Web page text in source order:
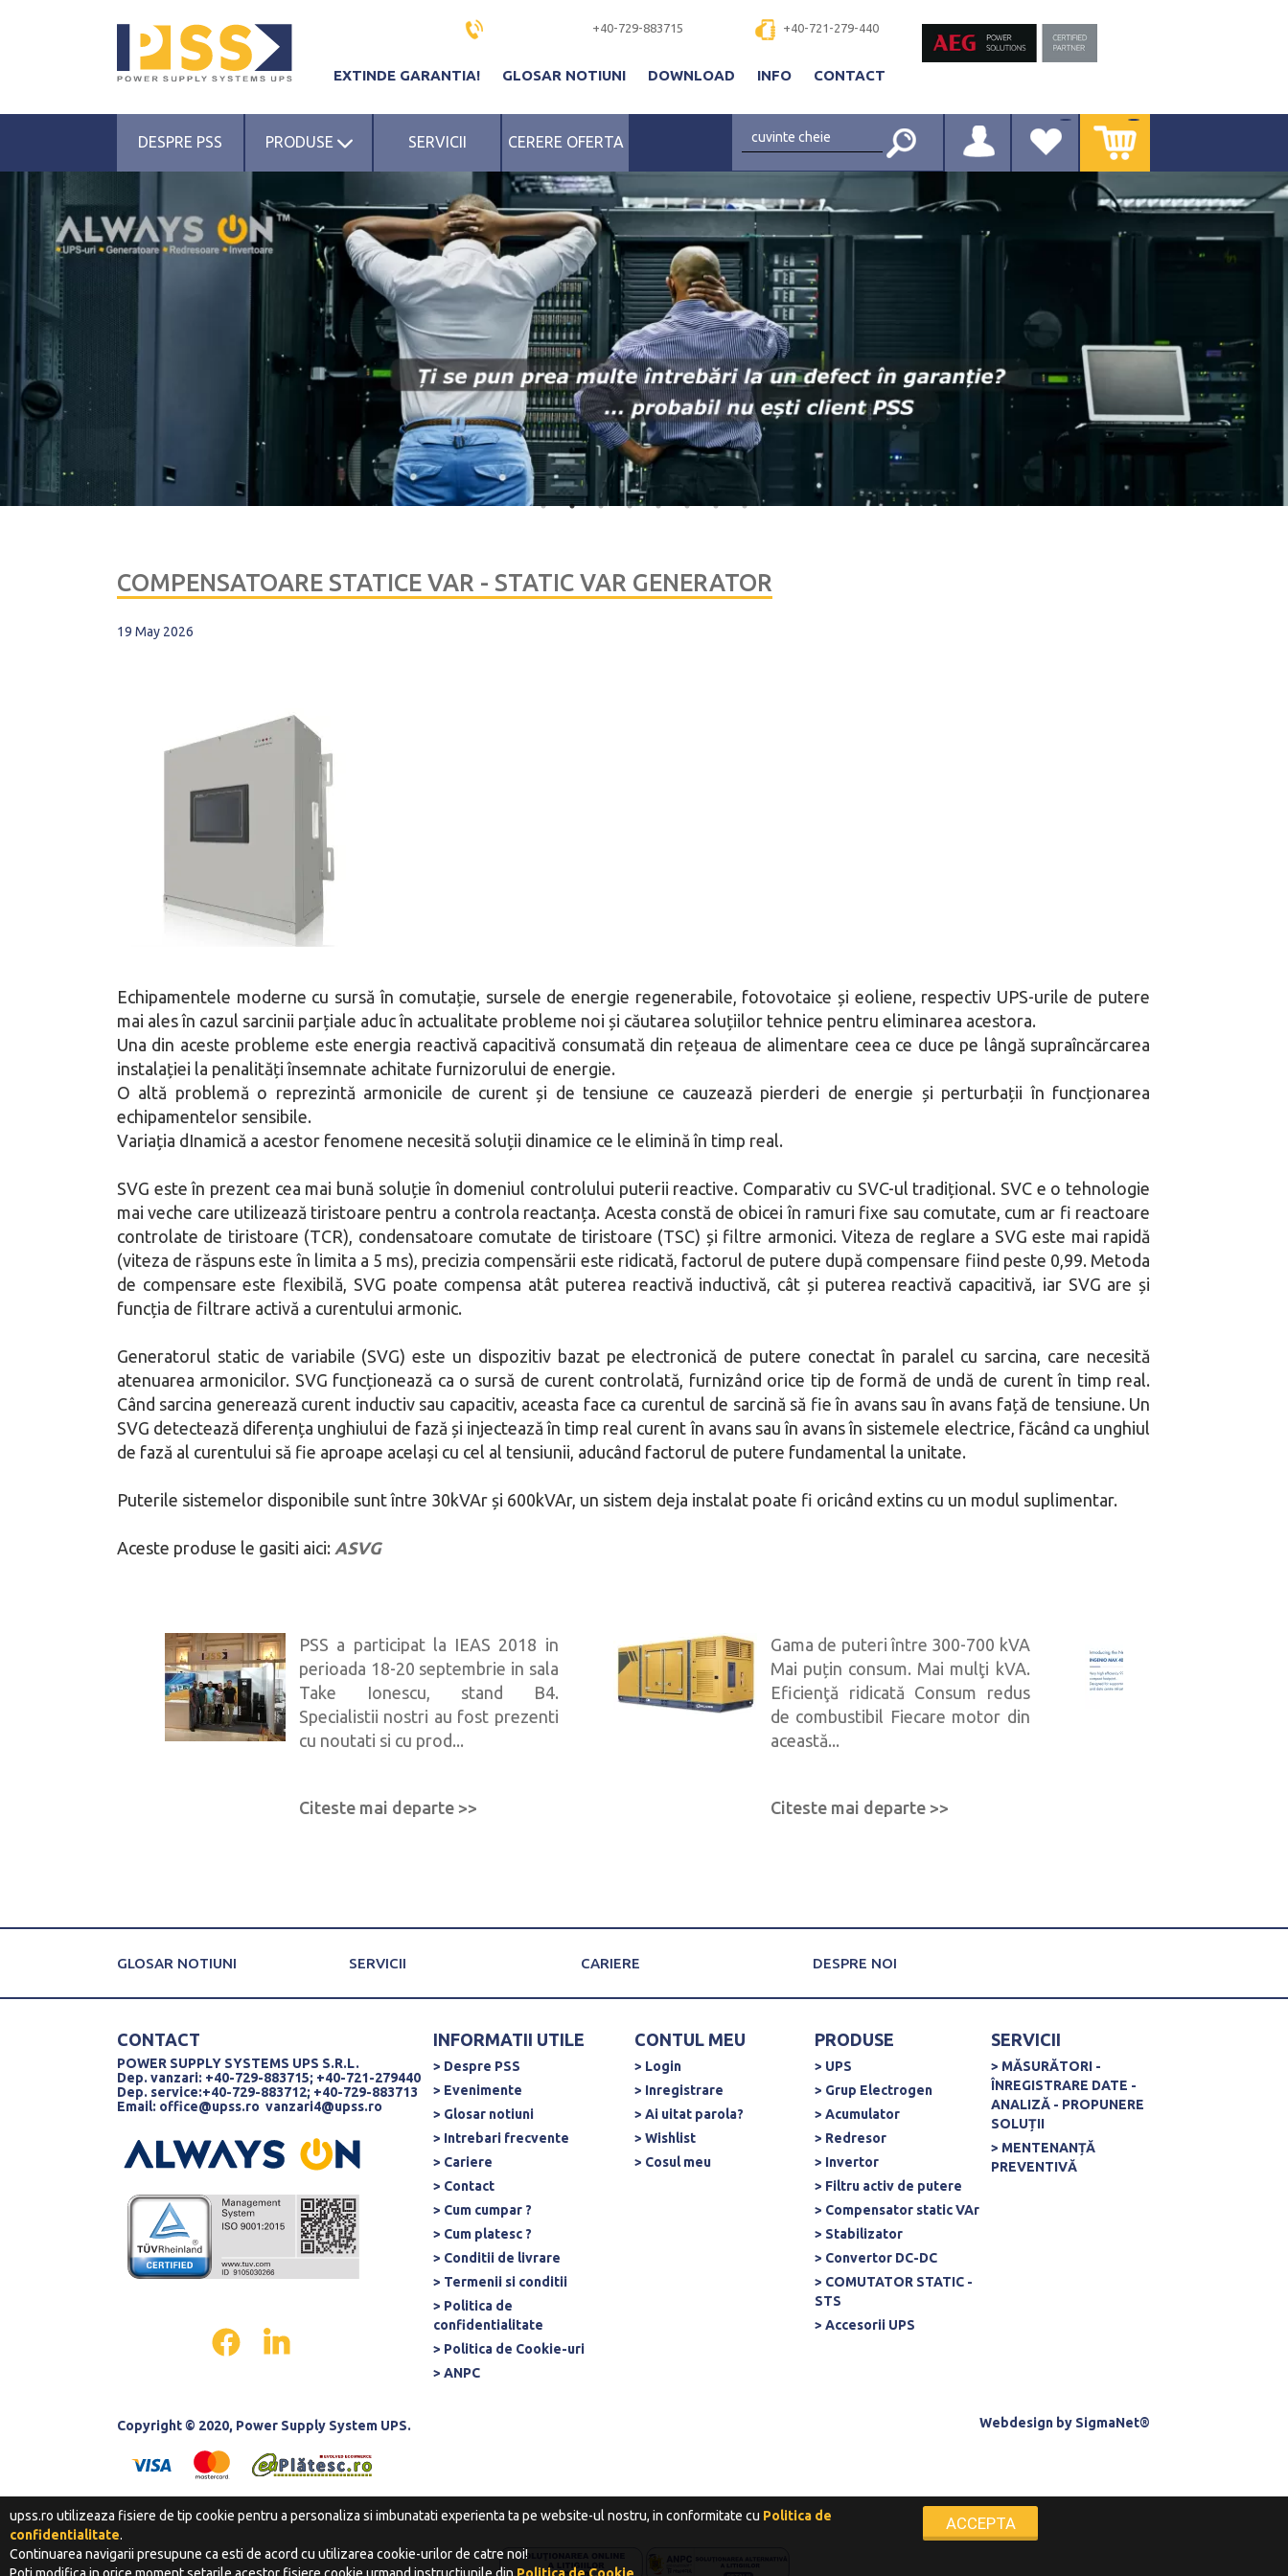
+40-729-883715 +40-721-279-440
EXTINDE GARANTIA! GLOSAR NOTIUNI DOWNLOAD INFO CONTACT
DESPRE PSS PRODUSE SERVICII CERERE OFERTA
COMPENSATOARE STATICE VAR - STATIC VAR GENERATOR
19 May 2026
Echipamentele moderne cu sursă în comutație, sursele de energie regenerabile, fotovotaice și eoliene, respectiv UPS-urile de putere
mai ales în cazul sarcinii parțiale aduc în actualitate probleme noi și căutarea soluțiilor tehnice pentru eliminarea acestora.
Una din aceste probleme este energia reactivă capacitivă consumată din rețeaua de alimentare ceea ce duce pe lângă supraîncărcarea
instalației la penalități însemnate achitate furnizorului de energie.
O altă problemă o reprezintă armonicile de curent și de tensiune ce cauzează pierderi de energie și perturbații în funcționarea
echipamentelor sensibile.
Variația dInamică a acestor fenomene necesită soluții dinamice ce le elimină în timp real.
SVG este în prezent cea mai bună soluție în domeniul controlului puterii reactive. Comparativ cu SVC-ul tradițional. SVC e o tehnologie
mai veche care utilizează tiristoare pentru a controla reactanța. Acesta constă de obicei în ramuri fixe sau comutate, cum ar fi reactoare
controlate de tiristoare (TCR), condensatoare comutate de tiristoare (TSC) și filtre armonici. Viteza de reglare a SVG este mai rapidă
(viteza de răspuns este în limita a 5 ms), precizia compensării este ridicată, factorul de putere după compensare fiind peste 0,99. Metoda
de compensare este flexibilă, SVG poate compensa atât puterea reactivă inductivă, cât și puterea reactivă capacitivă, iar SVG are și
funcția de filtrare activă a curentului armonic.
Generatorul static de variabile (SVG) este un dispozitiv bazat pe electronică de putere conectat în paralel cu sarcina, care necesită
atenuarea armonicilor. SVG funcționează ca o sursă de curent controlată, furnizând orice tip de formă de undă de curent în timp real.
Când sarcina generează curent inductiv sau capacitiv, aceasta face ca curentul de sarcină să fie în avans sau în avans față de tensiune. Un
SVG detectează diferența unghiului de fază și injectează în timp real curent în avans sau în avans în sistemele electrice, făcând ca unghiul
de fază al curentului să fie aproape același cu cel al tensiunii, aducând factorul de putere fundamental la unitate.
Puterile sistemelor disponibile sunt între 30kVAr și 600kVAr, un sistem deja instalat poate fi oricând extins cu un modul suplimentar.
Aceste produse le gasiti aici: ASVG
PSS a participat la IEAS 2018 in
perioada 18-20 septembrie in sala
Take Ionescu, stand B4.
Specialistii nostri au fost prezenti
cu noutati si cu prod...
Citeste mai departe >>
Gama de puteri între 300-700 kVA
Mai puțin consum. Mai mulţi kVA.
Eficienţă ridicată Consum redus
de combustibil Fiecare motor din
această...
Citeste mai departe >>
GLOSAR NOTIUNI SERVICII CARIERE DESPRE NOI
CONTACT
POWER SUPPLY SYSTEMS UPS S.R.L.
Dep. vanzari: +40-729-883715; +40-721-279440
Dep. service:+40-729-883712; +40-729-883713
Email: office@upss.ro vanzari4@upss.ro
INFORMATII UTILE
> Despre PSS
> Evenimente
> Glosar notiuni
> Intrebari frecvente
> Cariere
> Contact
> Cum cumpar ?
> Cum platesc ?
> Conditii de livrare
> Termenii si conditii
> Politica de
confidentialitate
> Politica de Cookie-uri
> ANPC
CONTUL MEU
> Login
> Inregistrare
> Ai uitat parola?
> Wishlist
> Cosul meu
PRODUSE
> UPS
> Grup Electrogen
> Acumulator
> Redresor
> Invertor
> Filtru activ de putere
> Compensator static VAr
> Stabilizator
> Convertor DC-DC
> COMUTATOR STATIC -
STS
> Accesorii UPS
SERVICII
> MĂSURĂTORI -
ÎNREGISTRARE DATE -
ANALIZĂ - PROPUNERE
SOLUȚII
> MENTENANȚĂ
PREVENTIVĂ
Copyright © 2020, Power Supply System UPS. Webdesign by SigmaNet®
upss.ro utilizeaza fisiere de tip cookie pentru a personaliza si imbunatati experienta ta pe website-ul nostru, in conformitate cu Politica de
confidentialitate.
Continuarea navigarii presupune ca esti de acord cu utilizarea cookie-urilor de catre noi!
ACCEPTA